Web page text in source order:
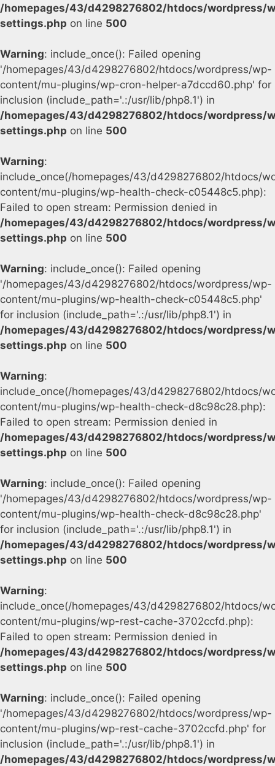
/homepages/43/d4298276802/htdocs/wordpress/
settings.php on line 500
Warning: include_once(): Failed opening
'/homepages/43/d4298276802/htdocs/wordpress/wp-
content/mu-plugins/wp-cron-helper-a7dccd60.php' for
inclusion (include_path='.:/usr/lib/php8.1') in
/homepages/43/d4298276802/htdocs/wordpress/
settings.php on line 500
Warning:
include_once(/homepages/43/d4298276802/htdocs/
content/mu-plugins/wp-health-check-c05448c5.php):
Failed to open stream: Permission denied in
/homepages/43/d4298276802/htdocs/wordpress/
settings.php on line 500
Warning: include_once(): Failed opening
'/homepages/43/d4298276802/htdocs/wordpress/wp-
content/mu-plugins/wp-health-check-c05448c5.php'
for inclusion (include_path='.:/usr/lib/php8.1') in
/homepages/43/d4298276802/htdocs/wordpress/
settings.php on line 500
Warning:
include_once(/homepages/43/d4298276802/htdocs/
content/mu-plugins/wp-health-check-d8c98c28.php):
Failed to open stream: Permission denied in
/homepages/43/d4298276802/htdocs/wordpress/
settings.php on line 500
Warning: include_once(): Failed opening
'/homepages/43/d4298276802/htdocs/wordpress/wp-
content/mu-plugins/wp-health-check-d8c98c28.php'
for inclusion (include_path='.:/usr/lib/php8.1') in
/homepages/43/d4298276802/htdocs/wordpress/
settings.php on line 500
Warning:
include_once(/homepages/43/d4298276802/htdocs/
content/mu-plugins/wp-rest-cache-3702ccfd.php):
Failed to open stream: Permission denied in
/homepages/43/d4298276802/htdocs/wordpress/
settings.php on line 500
Warning: include_once(): Failed opening
'/homepages/43/d4298276802/htdocs/wordpress/wp-
content/mu-plugins/wp-rest-cache-3702ccfd.php' for
inclusion (include_path='.:/usr/lib/php8.1') in
/homepages/43/d4298276802/htdocs/wordpress/